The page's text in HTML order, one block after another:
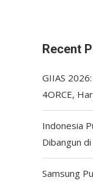
Recent
GIIAS
4ORCE,
Indonesia
Dibangun
Samsung